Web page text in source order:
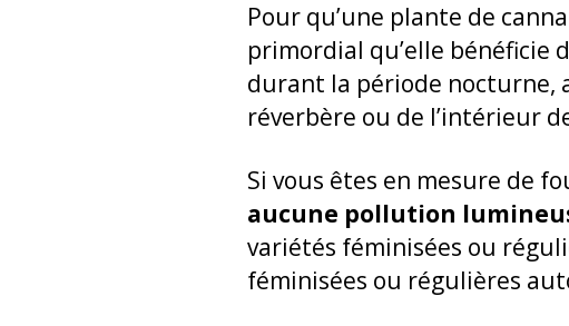
Pour qu’une plante de
primordial qu’elle bénéficie
durant la période nocturne,
réverbère ou de l’intérieur
Si vous êtes en mesure de
aucune pollution
variétés féminisées ou
féminisées ou régulières